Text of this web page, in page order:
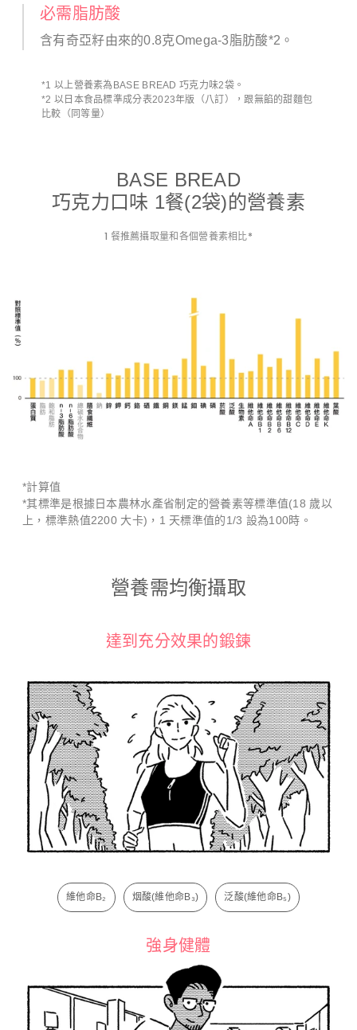
必需脂肪酸
含有奇亞籽由來的0.8克Omega-3脂肪酸*2。
*1 以上營養素為BASE BREAD 巧克力味2袋。
*2 以日本食品標準成分表2023年版（八訂），跟無餡的甜麵包
比較（同等量）
BASE BREAD
巧克力口味 1餐(2袋)的營養素
1 餐推薦攝取量和各個營養素相比*
*計算值
*其標準是根據日本農林水產省制定的營養素等標準值(18 歲以
上，標準熱值2200 大卡)，1 天標準值的1/3 設為100時。
營養需均衡攝取
達到充分效果的鍛鍊
維他命B₂ 烟酸(維他命B₃) 泛酸(維他命B₅)
強身健體